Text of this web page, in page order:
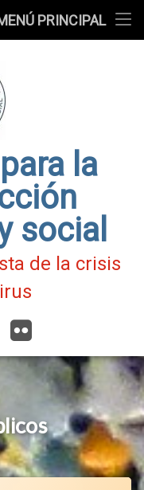
PRINCIPAL
la
social
de la crisis
Flickr